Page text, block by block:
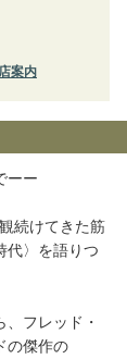
案内
ーー
続けてきた筋
代〉を語りつ
フレッド・
の傑作の